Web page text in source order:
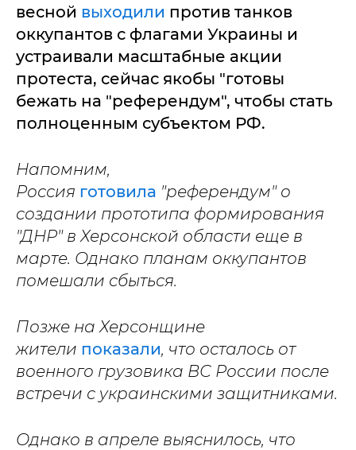
весной выходили против танков
оккупантов с флагами Украины и
устраивали масштабные акции
протеста, сейчас якобы "готовы
бежать на "референдум", чтобы стать
полноценным субъектом РФ.
Напомним,
Россия готовила "референдум" о
создании прототипа формирования
"ДНР" в Херсонской области еще в
марте. Однако планам оккупантов
помешали сбыться.
Позже на Херсонщине
жители показали, что осталось от
военного грузовика ВС России после
встречи с украинскими защитниками.
Однако в апреле выяснилось, что